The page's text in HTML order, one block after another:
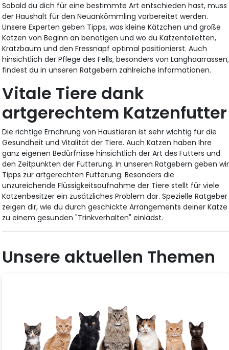
Sobald du dich für eine bestimmte Art entschieden hast, muss
der Haushalt für den Neuankömmling vorbereitet werden.
Unsere Experten geben Tipps, was kleine Kätzchen und große
Katzen von Beginn an benötigen und wo du Katzentoiletten,
Kratzbaum und den Fressnapf optimal positionierst. Auch
hinsichtlich der Pflege des Fells, besonders von Langhaarrassen,
findest du in unseren Ratgebern zahlreiche Informationen.
Vitale Tiere dank
artgerechtem Katzenfutter
Die richtige Ernährung von Haustieren ist sehr wichtig für die
Gesundheit und Vitalität der Tiere. Auch Katzen haben Ihre
ganz eigenen Bedürfnisse hinsichtlich der Art des Futters und
den Zeitpunkten der Fütterung. In unseren Ratgebern geben wir
Tipps zur artgerechten Fütterung. Besonders die
unzureichende Flüssigkeitsaufnahme der Tiere stellt für viele
Katzenbesitzer ein zusätzliches Problem dar. Spezielle Ratgeber
zeigen dir, wie du durch geschickte Arrangements deiner Katze
zu einem gesunden "Trinkverhalten" einlädst.
Unsere aktuellen Themen